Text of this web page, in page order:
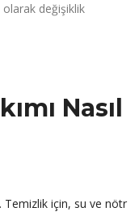
olarak değişiklik
Nasıl
Temizlik için, su ve nötr